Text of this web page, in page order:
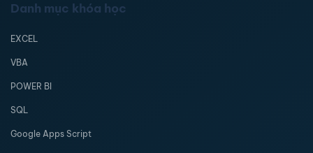
Danh mục khóa học
EXCEL
VBA
POWER BI
SQL
Google Apps Script